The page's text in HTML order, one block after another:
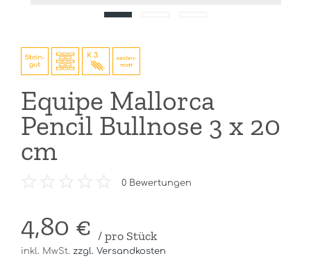
Equipe Mallorca
Pencil Bullnose 3 x 20
cm
0 Bewertungen
4,80 € / pro Stück
inkl. MwSt. zzgl. Versandkosten